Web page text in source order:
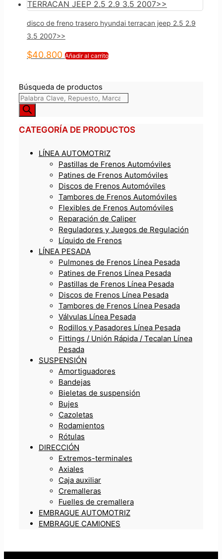
disco de freno trasero hyundai terracan jeep 2.5 2.9
3.5 2007>>
$40.800 Añadir al carrito
Búsqueda de productos
CATEGORÍA DE PRODUCTOS
LÍNEA AUTOMOTRIZ
Pastillas de Frenos Automóviles
Patines de Frenos Automóviles
Discos de Frenos Automóviles
Tambores de Frenos Automóviles
Flexibles de Frenos Automóviles
Reparación de Caliper
Reguladores y Juegos de Regulación
Líquido de Frenos
LÍNEA PESADA
Pulmones de Frenos Línea Pesada
Patines de Frenos Línea Pesada
Pastillas de Frenos Línea Pesada
Discos de Frenos Línea Pesada
Tambores de Frenos Línea Pesada
Válvulas Línea Pesada
Rodillos y Pasadores Línea Pesada
Fittings / Unión Rápida / Tecalan Línea
Pesada
SUSPENSIÓN
Amortiguadores
Bandejas
Bieletas de suspensión
Bujes
Cazoletas
Rodamientos
Rótulas
DIRECCIÓN
Extremos-terminales
Axiales
Caja auxiliar
Cremalleras
Fuelles de cremallera
EMBRAGUE AUTOMOTRIZ
EMBRAGUE CAMIONES